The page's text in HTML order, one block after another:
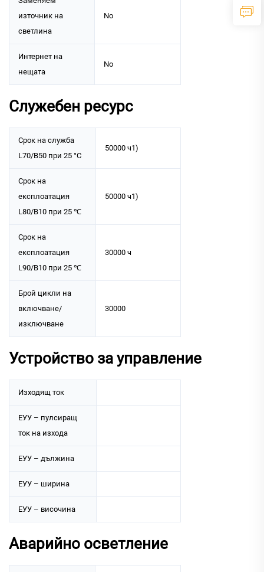
източник на
светлина
No
Интернет на
нещата
No
Служебен ресурс
Срок на служба
L70/B50 при 25 °C
50000 ч1)
Срок на
експлоатация
L80/B10 при 25 ℃
50000 ч1)
Срок на
експлоатация
L90/B10 при 25 ℃
30000 ч
Брой цикли на
включване/
изключване
30000
Устройство за управление
Изходящ ток
ЕУУ – пулсиращ
ток на изхода
ЕУУ – дължина
ЕУУ – ширина
ЕУУ – височина
Аварийно осветление